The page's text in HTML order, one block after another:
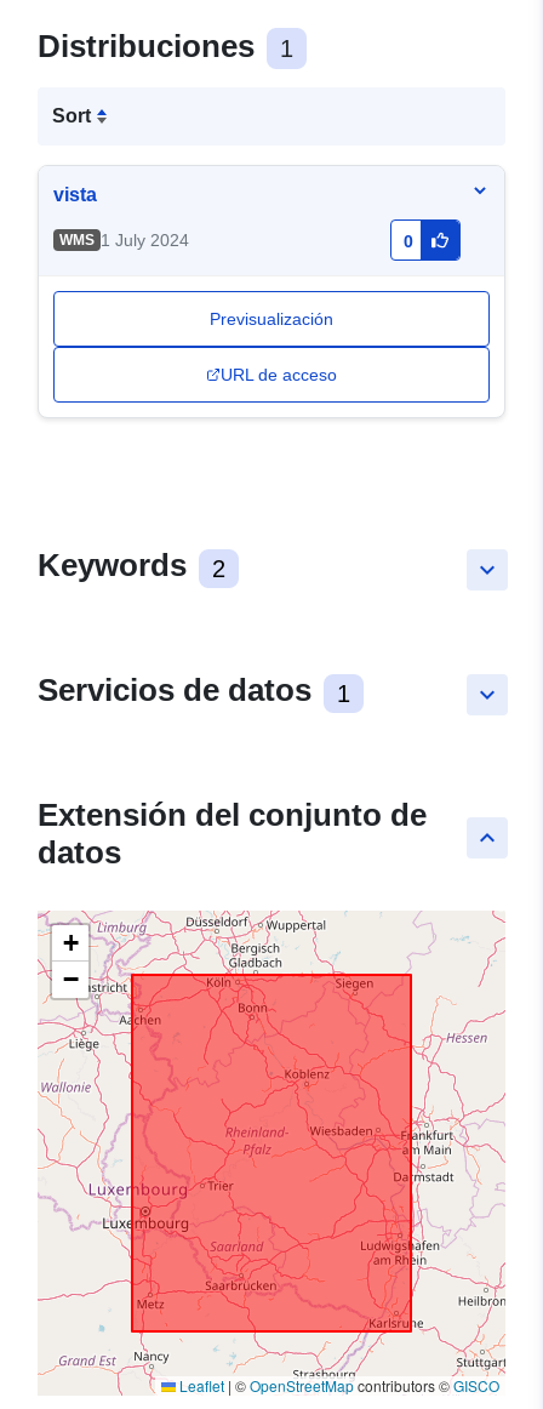
Distribuciones 1
Sort
vista
WMS 1 July 2024 0
Previsualización
URL de acceso
keyboard_arrow_down
Keywords 2
keyboard_arrow_down
Servicios de datos 1
keyboard_arrow_up
Extensión del conjunto de
datos
+
−
Leaflet | ©OpenStreetMapcontributors ©GISCO